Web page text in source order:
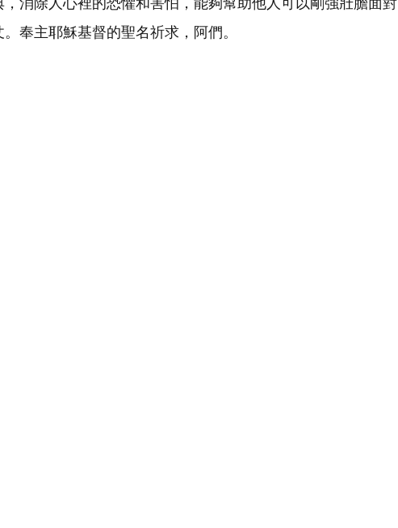
奉主耶穌基督的聖名祈求，阿們。